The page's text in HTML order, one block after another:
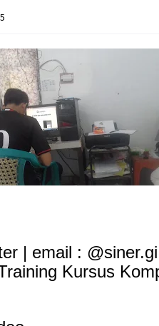
| email :
Kursus